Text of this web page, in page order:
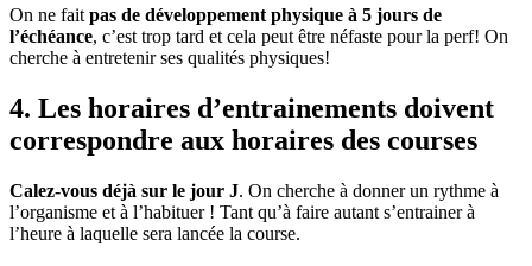
On ne fait pas de développement physique à 5 jours de
l’échéance, c’est trop tard et cela peut être néfaste pour la perf! On
cherche à entretenir ses qualités physiques!
4. Les horaires d’entrainements doivent
correspondre aux horaires des courses
Calez-vous déjà sur le jour J. On cherche à donner un rythme à
l’organisme et à l’habituer ! Tant qu’à faire autant s’entrainer à
l’heure à laquelle sera lancée la course.